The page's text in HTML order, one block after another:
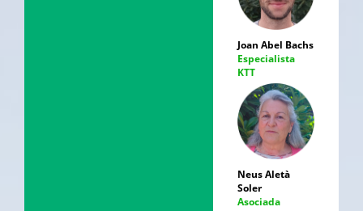
Joan Abel Bachs
Especialista
KTT
Neus Aletà
Soler
Asociada